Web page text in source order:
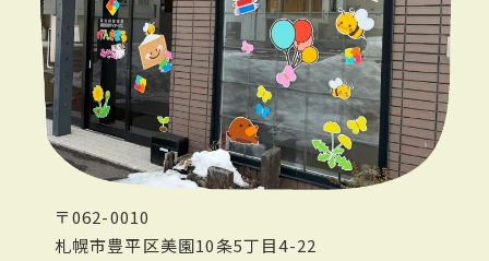
〒062-0010
札幌市豊平区美園10条5丁目4-22